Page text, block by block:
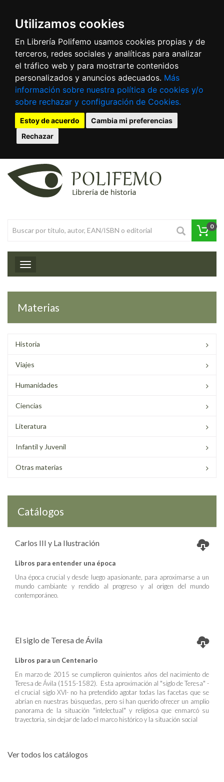
Utilizamos cookies
En Librería Polifemo usamos cookies propias y de
terceros, redes sociales y analíticas para analizar
el tráfico web y para mostrarte contenidos
personalizados y anuncios adecuados. Más
información sobre nuestra política de cookies y/o
sobre rechazar y configuración de Cookies.
Estoy de acuerdo
Cambia mi preferencias
Rechazar
0
Toggle navigation
Materias
Historia
Viajes
Humanidades
Ciencias
Literatura
Infantil y Juvenil
Otras materias
Catálogos
Carlos III y La Ilustración
Libros para entender una época
Una época crucial y desde luego apasionante, para aproximarse a un
mundo cambiante y rendido al progreso y al origen del mundo
contemporáneo.
El siglo de Teresa de Ávila
Libros para un Centenario
En marzo de 2015 se cumplieron quinientos años del nacimiento de
Teresa de Ávila (1515-1582). Esta aproximación al "siglo de Teresa" -
el crucial siglo XVI- no ha pretendido agotar todas las facetas que se
abrían en nuestras búsquedas, pero sí han querido ofrecer un amplio
panorama de la situación "intelectual" y religiosa que enmarcó su
trayectoria, sin dejar de lado el marco histórico y la situación social
Ver todos los catálogos